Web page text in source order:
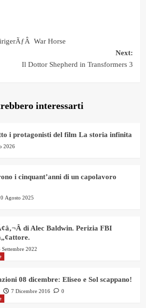
War Horse
Next:
Il Dottor Shepherd in Transformers 3
interessarti
i protagonisti del film La storia infinita
2026
i cinquant’anni di un capolavoro
Agosto 2025
di Alec Baldwin. Perizia FBI
Settembre 2022
08 dicembre: Eliseo e Sol scappano!
7 Dicembre 2016
0